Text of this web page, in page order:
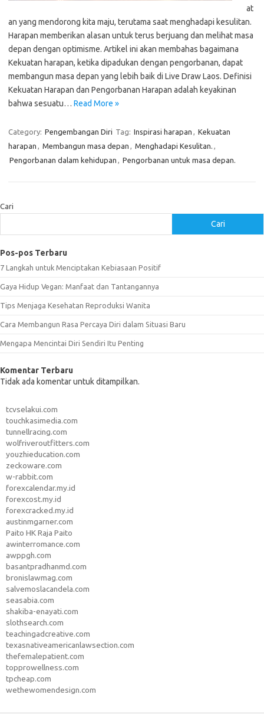
at
an yang mendorong kita maju, terutama saat menghadapi kesulitan.
Harapan memberikan alasan untuk terus berjuang dan melihat masa
depan dengan optimisme. Artikel ini akan membahas bagaimana
Kekuatan harapan, ketika dipadukan dengan pengorbanan, dapat
membangun masa depan yang lebih baik di Live Draw Laos. Definisi
Kekuatan Harapan dan Pengorbanan Harapan adalah keyakinan
bahwa sesuatu… Read More »
Category: Pengembangan Diri Tag: Inspirasi harapan , Kekuatan
harapan , Membangun masa depan , Menghadapi Kesulitan. ,
Pengorbanan dalam kehidupan , Pengorbanan untuk masa depan.
Cari
Cari
Pos-pos Terbaru
7 Langkah untuk Menciptakan Kebiasaan Positif
Gaya Hidup Vegan: Manfaat dan Tantangannya
Tips Menjaga Kesehatan Reproduksi Wanita
Cara Membangun Rasa Percaya Diri dalam Situasi Baru
Mengapa Mencintai Diri Sendiri Itu Penting
Komentar Terbaru
Tidak ada komentar untuk ditampilkan.
tcvselakui.com
touchkasimedia.com
tunnellracing.com
wolfriveroutfitters.com
youzhieducation.com
zeckoware.com
w-rabbit.com
forexcalendar.my.id
forexcost.my.id
forexcracked.my.id
austinmgarner.com
Paito HK Raja Paito
awinterromance.com
awppgh.com
basantpradhanmd.com
bronislawmag.com
salvemoslacandela.com
seasabia.com
shakiba-enayati.com
slothsearch.com
teachingadcreative.com
texasnativeamericanlawsection.com
thefemalepatient.com
topprowellness.com
tpcheap.com
wethewomendesign.com